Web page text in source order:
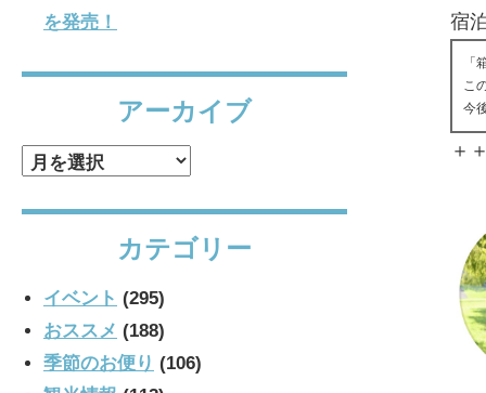
宿
「
こ
今
＋
を発売！
アーカイブ
ア
カテゴリー
イベント (295)
おススメ (188)
季節のお便り (106)